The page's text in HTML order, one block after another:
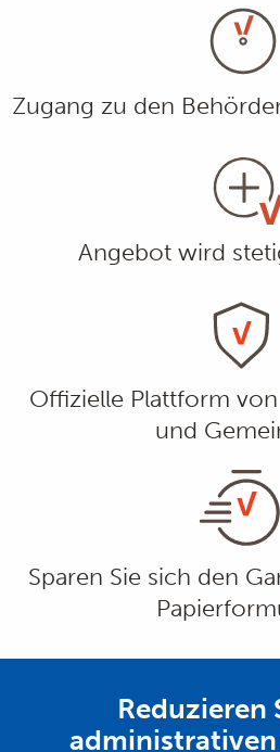
Zugang zu den
Angebot wird
Offizielle Plattform
und
Sparen Sie sich den
Reduzieren